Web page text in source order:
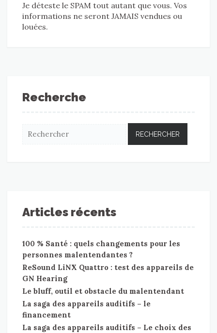
Je déteste le SPAM tout autant que vous. Vos
informations ne seront JAMAIS vendues ou
louées.
Recherche
Articles récents
100 % Santé : quels changements pour les
personnes malentendantes ?
ReSound LiNX Quattro : test des appareils de
GN Hearing
Le bluff, outil et obstacle du malentendant
La saga des appareils auditifs – le
financement
La saga des appareils auditifs – Le choix des